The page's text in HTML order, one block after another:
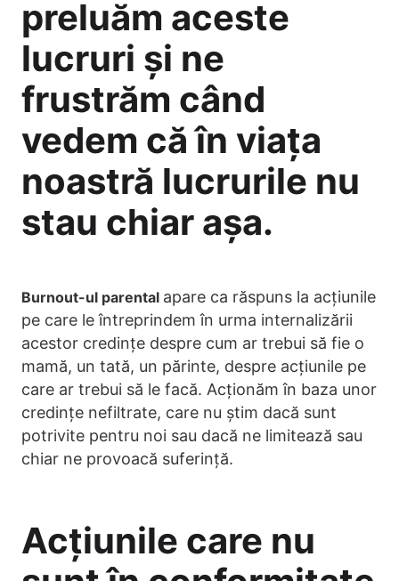
preluăm aceste
lucruri și ne
frustrăm când
vedem că în viața
noastră lucrurile nu
stau chiar așa.
Burnout-ul parental apare ca răspuns la acțiunile
pe care le întreprindem în urma internalizării
acestor credințe despre cum ar trebui să fie o
mamă, un tată, un părinte, despre acțiunile pe
care ar trebui să le facă. Acționăm în baza unor
credințe nefiltrate, care nu știm dacă sunt
potrivite pentru noi sau dacă ne limitează sau
chiar ne provoacă suferință.
Acțiunile care nu